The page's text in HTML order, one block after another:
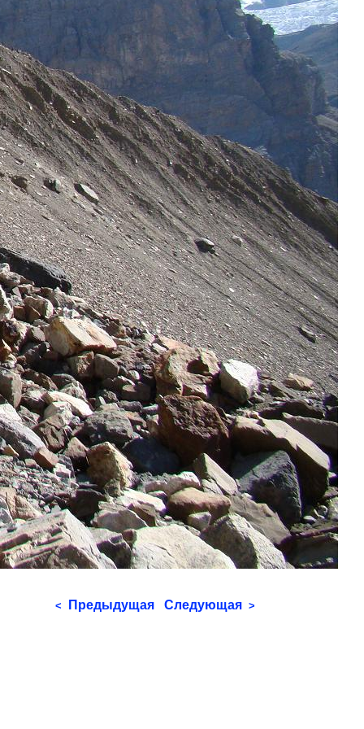
< Предыдущая Следующая >